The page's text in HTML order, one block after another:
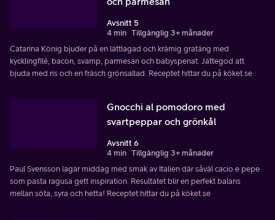
Avsnitt 5
4 min Tillgänglig 3+ månader
Catarina König bjuder på en lättlagad och krämig gratäng med
kycklingfilé, bacon, svamp, parmesan och babyspenat. Jättegod att
bjuda med ris och en fräsch grönsallad. Receptet hittar du på köket.se
Gnocchi al pomodoro med
svartpeppar och grönkål
Avsnitt 6
4 min Tillgänglig 3+ månader
Paul Svensson lagar middag med smak av Italien där såväl cacio e pepe
som pasta ragusa gett inspiration. Resultatet blir en perfekt balans
mellan söta, syra och hetta! Receptet hittar du på köket.se